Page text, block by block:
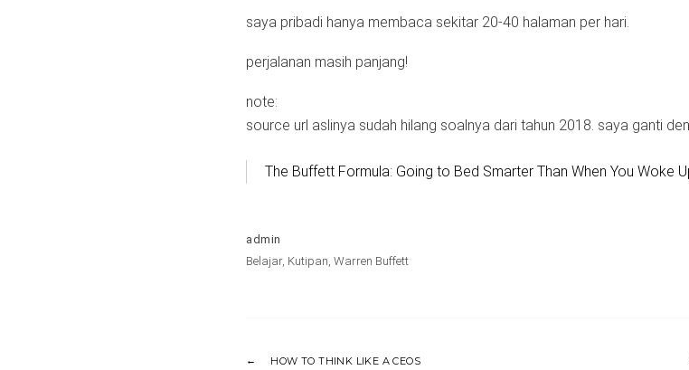
saya pribadi hanya membaca sekitar 20-40 halaman per hari.
perjalanan masih panjang!
note:
source url aslinya sudah hilang soalnya dari tahun 2018. saya ganti
The Buffett Formula: Going to Bed Smarter Than When You Woke
admin
Belajar, Kutipan, Warren Buffett
HOW TO THINK LIKE A CEOS